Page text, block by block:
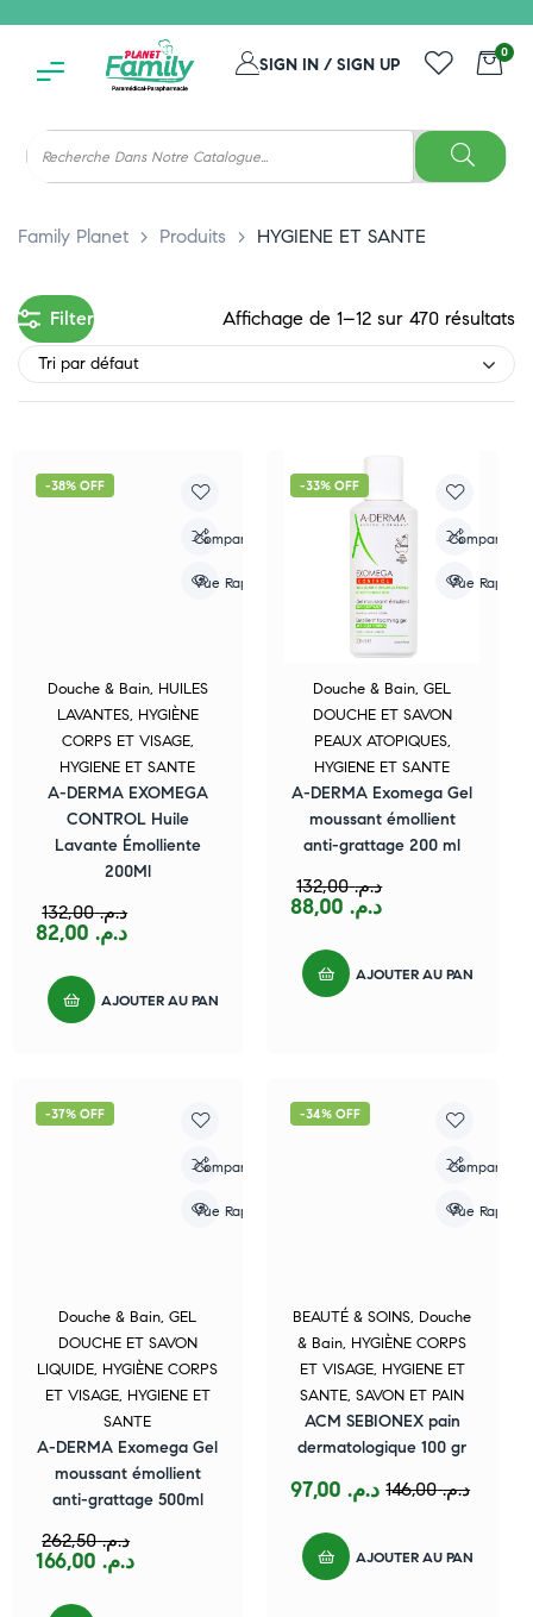
SIGN IN / SIGN UP
0
Family Planet > Produits > HYGIENE ET SANTE
Filter Affichage de 1–12 sur 470 résultats
Tri par défaut
-38% OFF
Compare
Vue Rapide
Douche & Bain, HUILES
LAVANTES, HYGIÈNE
CORPS ET VISAGE,
HYGIENE ET SANTE
A-DERMA EXOMEGA
CONTROL Huile
Lavante Émolliente
200Ml
د.م.132,00
د.م.
AJOUTER AU PANIER
-33% OFF
Compare
Vue Rapide
Douche & Bain, GEL
DOUCHE ET SAVON
PEAUX ATOPIQUES,
HYGIENE ET SANTE
A-DERMA Exomega Gel
moussant émollient
anti-grattage 200 ml
د.م.132,00
د.م.
AJOUTER AU PANIER
-37% OFF
Compare
Vue Rapide
Douche & Bain, GEL
DOUCHE ET SAVON
LIQUIDE, HYGIÈNE CORPS
ET VISAGE, HYGIENE ET
SANTE
A-DERMA Exomega Gel
moussant émollient
anti-grattage 500ml
د.م.262,50
د.م.
-34% OFF
Compare
Vue Rapide
BEAUTÉ & SOINS, Douche
& Bain, HYGIÈNE CORPS
ET VISAGE, HYGIENE ET
SANTE, SAVON ET PAIN
ACM SEBIONEX pain
dermatologique 100 gr
د.م.146,00 د.م.
AJOUTER AU PANIER